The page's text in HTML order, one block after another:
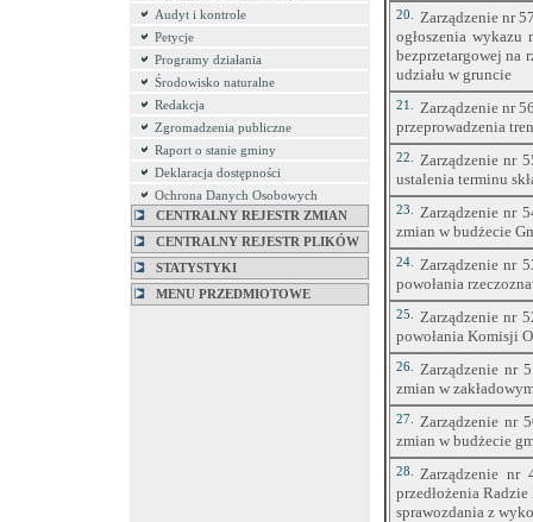
Audyt i kontrole
Petycje
Programy działania
Środowisko naturalne
Redakcja
Zgromadzenia publiczne
Raport o stanie gminy
Deklaracja dostępności
Ochrona Danych Osobowych
CENTRALNY REJESTR ZMIAN
CENTRALNY REJESTR PLIKÓW
STATYSTYKI
MENU PRZEDMIOTOWE
20.
Zarządzenie nr
ogłoszenia
bezprzetargowej na
udziału w gruncie
21.
Zarządzenie nr
przeprowadzenia
22.
Zarządzenie nr
ustalenia terminu
23.
Zarządzenie nr
zmian w budżecie
24.
Zarządzenie nr
powołania
25.
Zarządzenie nr
powołania Komisji
26.
Zarządzenie nr
zmian w
27.
Zarządzenie nr
zmian w budżecie
28.
Zarządzenie nr
przedłożenia
sprawozdania z